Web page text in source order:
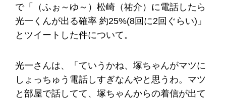
で「（ふぉ～ゆ～）松崎（祐介）に電話したら
光一くんが出る確率 約25%(8回に2回ぐらい)」
とツイートした件について。
光一さんは、「ていうかね、塚ちゃんがマツに
しょっちゅう電話しすぎなんやと思うわ。マツ
と部屋で話してて、塚ちゃんからの着信が出て